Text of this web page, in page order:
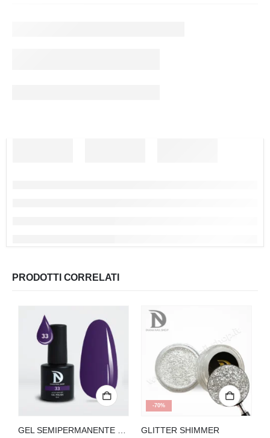
PRODOTTI CORRELATI
GEL SEMIPERMANENTE N.33
-70%
GLITTER SHIMMER